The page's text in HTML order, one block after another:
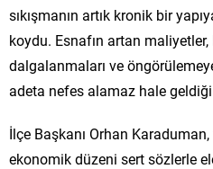
sıkışmanın artık kronik bir
koydu. Esnafın artan
dalgalanmaları ve
adeta nefes alamaz hale
İlçe Başkanı Orhan
ekonomik düzeni sert sözlerle